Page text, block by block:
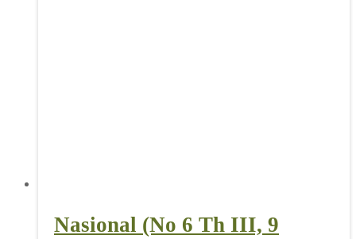
Nasional (No 6 Th III, 9